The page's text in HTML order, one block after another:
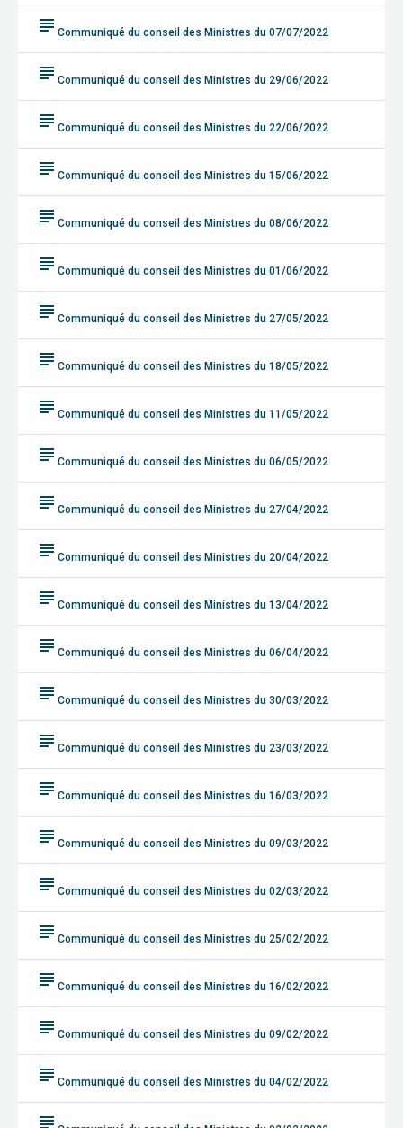
subject Communiqué du conseil des Ministres du 07/07/2022
subject Communiqué du conseil des Ministres du 29/06/2022
subject Communiqué du conseil des Ministres du 22/06/2022
subject Communiqué du conseil des Ministres du 15/06/2022
subject Communiqué du conseil des Ministres du 08/06/2022
subject Communiqué du conseil des Ministres du 01/06/2022
subject Communiqué du conseil des Ministres du 27/05/2022
subject Communiqué du conseil des Ministres du 18/05/2022
subject Communiqué du conseil des Ministres du 11/05/2022
subject Communiqué du conseil des Ministres du 06/05/2022
subject Communiqué du conseil des Ministres du 27/04/2022
subject Communiqué du conseil des Ministres du 20/04/2022
subject Communiqué du conseil des Ministres du 13/04/2022
subject Communiqué du conseil des Ministres du 06/04/2022
subject Communiqué du conseil des Ministres du 30/03/2022
subject Communiqué du conseil des Ministres du 23/03/2022
subject Communiqué du conseil des Ministres du 16/03/2022
subject Communiqué du conseil des Ministres du 09/03/2022
subject Communiqué du conseil des Ministres du 02/03/2022
subject Communiqué du conseil des Ministres du 25/02/2022
subject Communiqué du conseil des Ministres du 16/02/2022
subject Communiqué du conseil des Ministres du 09/02/2022
subject Communiqué du conseil des Ministres du 04/02/2022
subject